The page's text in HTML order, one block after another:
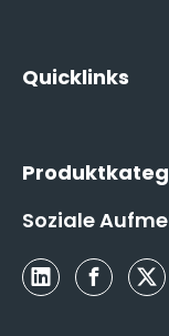
Quicklinks
Soziale